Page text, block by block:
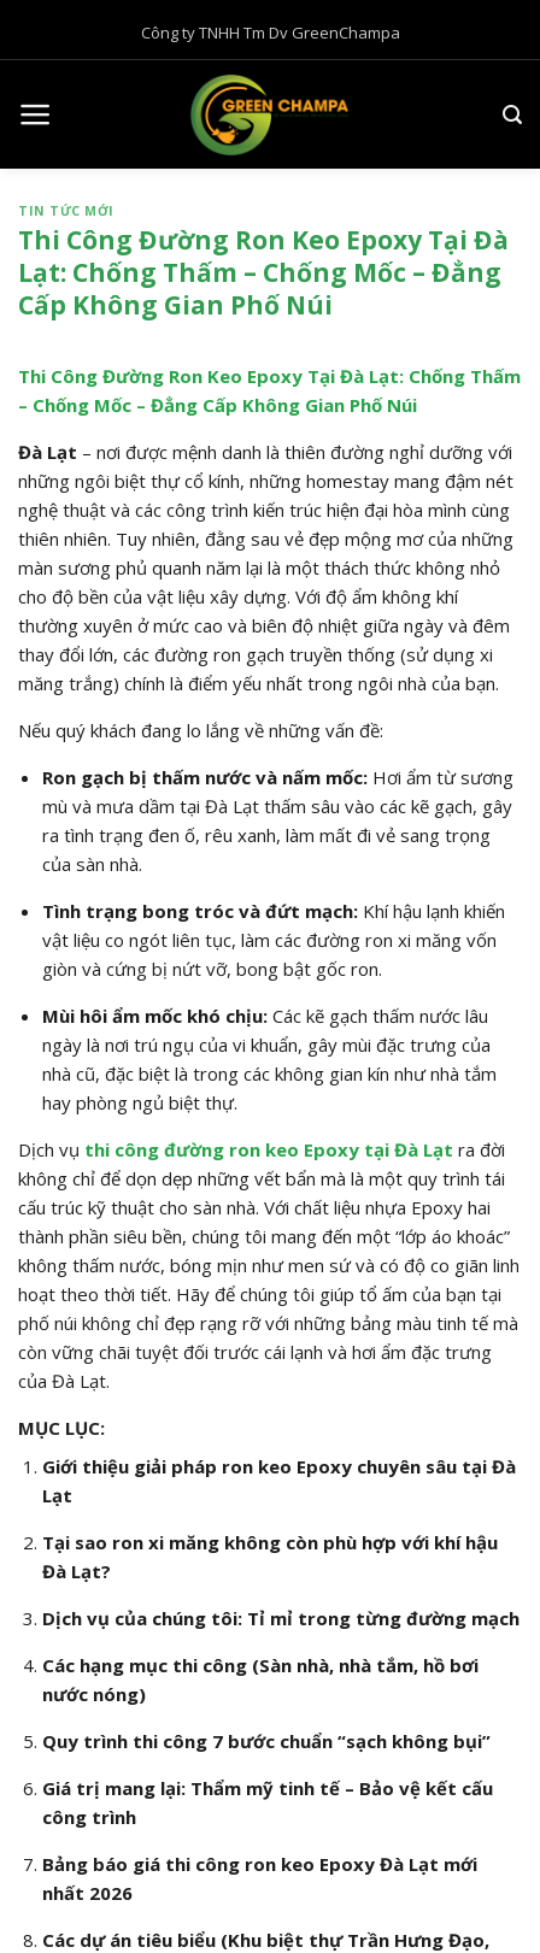
Công ty TNHH Tm Dv GreenChampa
TIN TỨC MỚI
Thi Công Đường Ron Keo Epoxy Tại Đà
Lạt: Chống Thấm – Chống Mốc – Đẳng
Cấp Không Gian Phố Núi
Thi Công Đường Ron Keo Epoxy Tại Đà Lạt: Chống Thấm
– Chống Mốc – Đẳng Cấp Không Gian Phố Núi
Đà Lạt – nơi được mệnh danh là thiên đường nghỉ dưỡng với
những ngôi biệt thự cổ kính, những homestay mang đậm nét
nghệ thuật và các công trình kiến trúc hiện đại hòa mình cùng
thiên nhiên. Tuy nhiên, đằng sau vẻ đẹp mộng mơ của những
màn sương phủ quanh năm lại là một thách thức không nhỏ
cho độ bền của vật liệu xây dựng. Với độ ẩm không khí
thường xuyên ở mức cao và biên độ nhiệt giữa ngày và đêm
thay đổi lớn, các đường ron gạch truyền thống (sử dụng xi
măng trắng) chính là điểm yếu nhất trong ngôi nhà của bạn.
Nếu quý khách đang lo lắng về những vấn đề:
Ron gạch bị thấm nước và nấm mốc:Hơi ẩm từ sương
mù và mưa dầm tại Đà Lạt thấm sâu vào các kẽ gạch, gây
ra tình trạng đen ố, rêu xanh, làm mất đi vẻ sang trọng
của sàn nhà.
Tình trạng bong tróc và đứt mạch:Khí hậu lạnh khiến
vật liệu co ngót liên tục, làm các đường ron xi măng vốn
giòn và cứng bị nứt vỡ, bong bật gốc ron.
Mùi hôi ẩm mốc khó chịu:Các kẽ gạch thấm nước lâu
ngày là nơi trú ngụ của vi khuẩn, gây mùi đặc trưng của
nhà cũ, đặc biệt là trong các không gian kín như nhà tắm
hay phòng ngủ biệt thự.
Dịch vụ thi công đường ron keo Epoxy tại Đà Lạt ra đời
không chỉ để dọn dẹp những vết bẩn mà là một quy trình tái
cấu trúc kỹ thuật cho sàn nhà. Với chất liệu nhựa Epoxy hai
thành phần siêu bền, chúng tôi mang đến một “lớp áo khoác”
không thấm nước, bóng mịn như men sứ và có độ co giãn linh
hoạt theo thời tiết. Hãy để chúng tôi giúp tổ ấm của bạn tại
phố núi không chỉ đẹp rạng rỡ với những bảng màu tinh tế mà
còn vững chãi tuyệt đối trước cái lạnh và hơi ẩm đặc trưng
của Đà Lạt.
MỤC LỤC:
Giới thiệu giải pháp ron keo Epoxy chuyên sâu tại Đà
Lạt
Tại sao ron xi măng không còn phù hợp với khí hậu
Đà Lạt?
Dịch vụ của chúng tôi: Tỉ mỉ trong từng đường mạch
Các hạng mục thi công (Sàn nhà, nhà tắm, hồ bơi
nước nóng)
Quy trình thi công 7 bước chuẩn “sạch không bụi”
Giá trị mang lại: Thẩm mỹ tinh tế – Bảo vệ kết cấu
công trình
Bảng báo giá thi công ron keo Epoxy Đà Lạt mới
nhất 2026
Các dự án tiêu biểu (Khu biệt thự Trần Hưng Đạo,